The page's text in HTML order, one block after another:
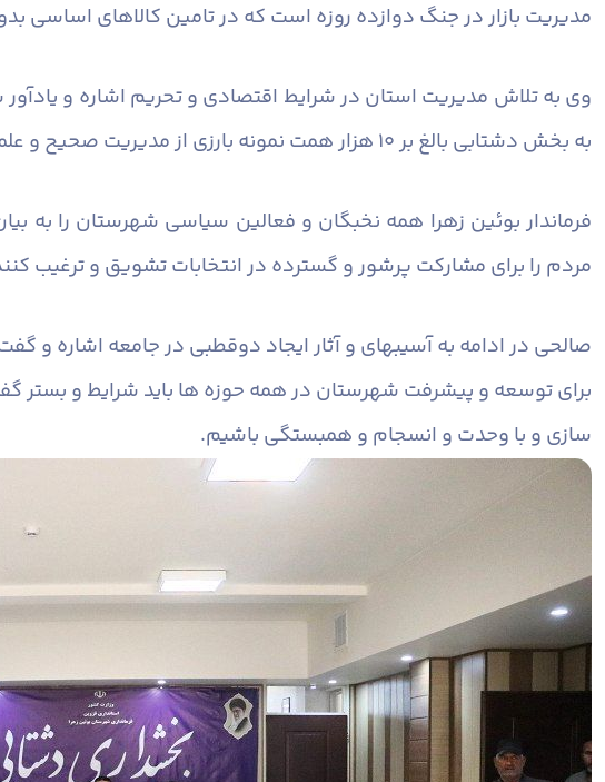
مدیریت بازار در جنگ دوازده روزه است‌ که در تامین کالاهای اساسی
وی به تلاش مدیریت استان در شرایط اقتصادی و تحریم اشاره و
به بخش دشتابی بالغ بر ۱۰ هزار همت نمونه بارزی از مدیریت صحیح و علمی و عقلانی عمل به وعده ها است
فرماندار بوئین زهرا همه نخبگان و فعالین سیاسی شهرستان را
مردم را برای مشارکت پرشور و گسترده در انتخابات تشویق و ترغیب
صالحی در ادامه به آسیبهای و آثار ایجاد دوقطبی در جامعه اشاره و
برای توسعه و پیشرفت شهرستان در همه حوزه ها باید شرایط و بستر
سازی و با وحدت و انسجام و همبستگی باشیم.